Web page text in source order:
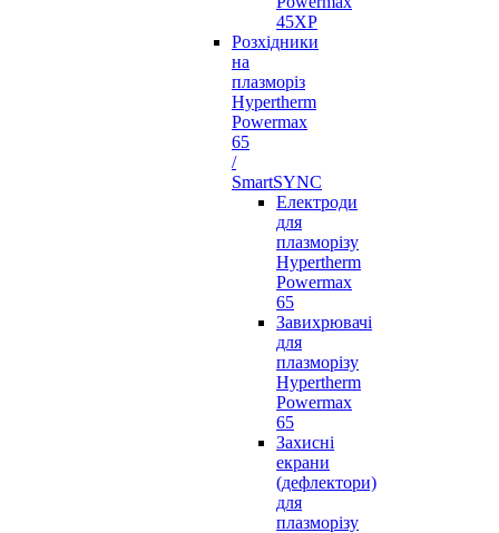
45XP
Розхідники
на
плазморіз
Hypertherm
Powermax
65
/
SmartSYNC
Електроди
для
плазморізу
Hypertherm
Powermax
65
Завихрювачі
для
плазморізу
Hypertherm
Powermax
65
Захисні
екрани
(дефлектори)
для
плазморізу